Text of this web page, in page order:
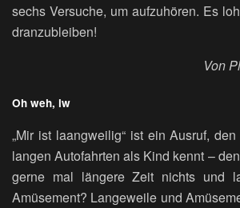
sechs Versuche, um aufzuhören. Es
dranzubleiben!
Von
Oh weh, lw
„Mir ist laangweilig“ ist ein Ausruf,
langen Autofahrten als Kind kennt –
gerne mal längere Zeit nichts und
Amüsement? Langeweile und